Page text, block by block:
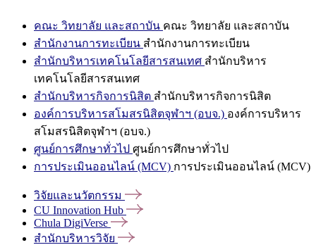
คณะ วิทยาลัย และสถาบัน คณะ วิทยาลัย และสถาบัน
สำนักงานการทะเบียน สำนักงานการทะเบียน
สำนักบริหารเทคโนโลยีสารสนเทศ สำนักบริหาร
เทคโนโลยีสารสนเทศ
สำนักบริหารกิจการนิสิต สำนักบริหารกิจการนิสิต
องค์การบริหารสโมสรนิสิตจุฬาฯ (อบจ.) องค์การบริหาร
สโมสรนิสิตจุฬาฯ (อบจ.)
ศูนย์การศึกษาทั่วไป ศูนย์การศึกษาทั่วไป
การประเมินออนไลน์ (MCV) การประเมินออนไลน์ (MCV)
วิจัยและนวัตกรรม
CU Innovation Hub
Chula DigiVerse
สำนักบริหารวิจัย